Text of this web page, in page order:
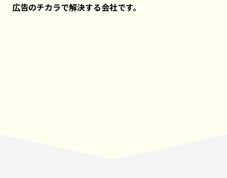
広告のチカラで解決する会社です。